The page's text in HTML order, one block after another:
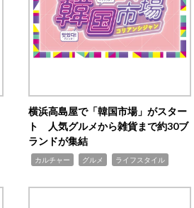
横浜高島屋で「韓国市場」がスター
ト 人気グルメから雑貨まで約30ブ
ランドが集結
カルチャー グルメ ライフスタイル